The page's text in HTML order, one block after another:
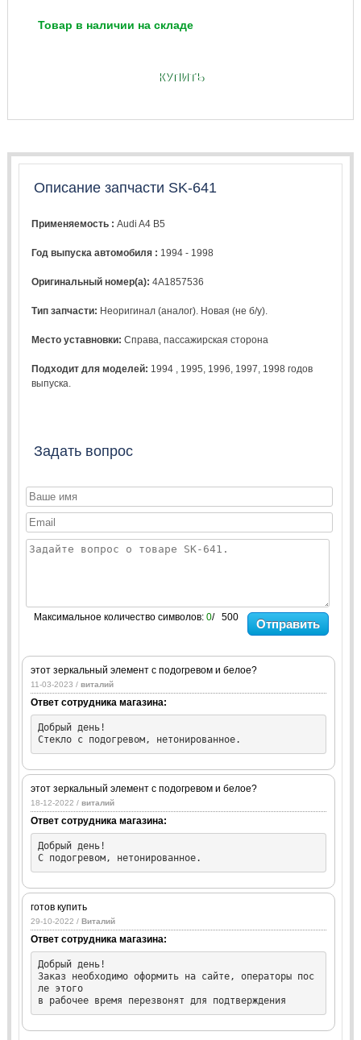
Товар в наличии на складе
КУПИТЬ
Описание запчасти SK-641
Применяемость :Audi A4 B5
Год выпуска автомобиля : 1994 - 1998
Оригинальный номер(а):4A1857536
Тип запчасти: Неоригинал (аналог). Новая (не б/у).
Место уставновки:Справа, пассажирская сторона
Подходит для моделей: 1994 1995 1996 1997 1998 годов
выпуска.
Задать вопрос
Максимальное количество символов: 0/ 500 Отправить
этот зеркальный элемент с подогревом и белое?
11-03-2023 / виталий
Ответ сотрудника магазина:
Добрый день!
Стекло с подогревом, нетонированное.
этот зеркальный элемент с подогревом и белое?
18-12-2022 / виталий
Ответ сотрудника магазина:
Добрый день!
С подогревом, нетонированное.
готов купить
29-10-2022 / Виталий
Ответ сотрудника магазина:
Добрый день!
Заказ необходимо оформить на сайте, операторы пос
ле этого
в рабочее время перезвонят для подтверждения